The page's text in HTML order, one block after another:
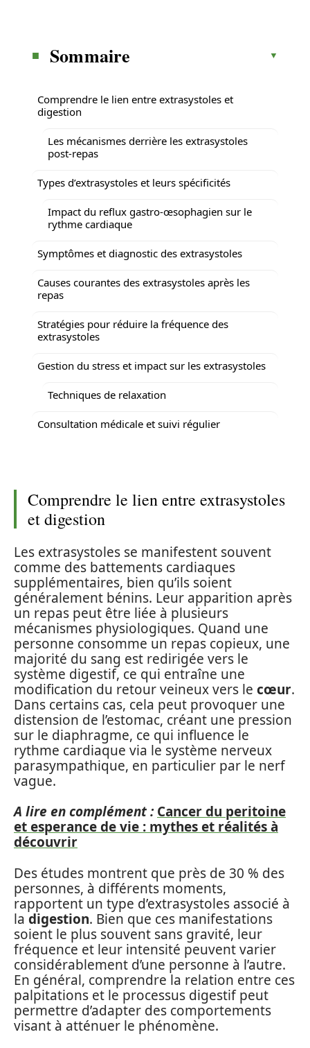
Sommaire
Comprendre le lien entre extrasystoles et
digestion
Les mécanismes derrière les extrasystoles
post-repas
Types d’extrasystoles et leurs spécificités
Impact du reflux gastro-œsophagien sur le
rythme cardiaque
Symptômes et diagnostic des extrasystoles
Causes courantes des extrasystoles après les
repas
Stratégies pour réduire la fréquence des
extrasystoles
Gestion du stress et impact sur les extrasystoles
Techniques de relaxation
Consultation médicale et suivi régulier
Comprendre le lien entre extrasystoles
et digestion
Les extrasystoles se manifestent souvent
comme des battements cardiaques
supplémentaires, bien qu’ils soient
généralement bénins. Leur apparition après
un repas peut être liée à plusieurs
mécanismes physiologiques. Quand une
personne consomme un repas copieux, une
majorité du sang est redirigée vers le
système digestif, ce qui entraîne une
modification du retour veineux vers le cœur.
Dans certains cas, cela peut provoquer une
distension de l’estomac, créant une pression
sur le diaphragme, ce qui influence le
rythme cardiaque via le système nerveux
parasympathique, en particulier par le nerf
vague.
A lire en complément : Cancer du peritoine
et esperance de vie : mythes et réalités à
découvrir
Des études montrent que près de 30 % des
personnes, à différents moments,
rapportent un type d’extrasystoles associé à
la digestion. Bien que ces manifestations
soient le plus souvent sans gravité, leur
fréquence et leur intensité peuvent varier
considérablement d’une personne à l’autre.
En général, comprendre la relation entre ces
palpitations et le processus digestif peut
permettre d’adapter des comportements
visant à atténuer le phénomène.